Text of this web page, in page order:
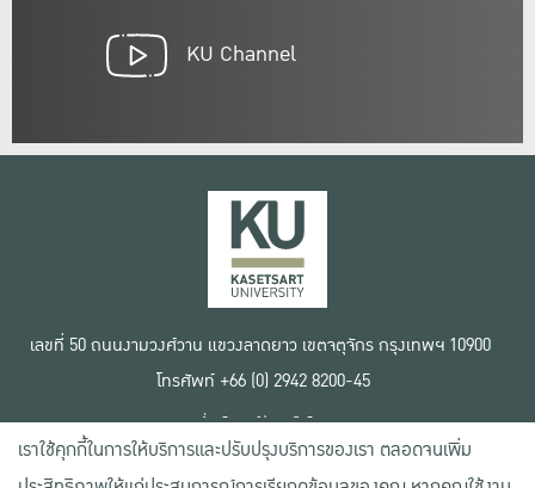
KU Channel
เลขที่ 50 ถนนงามวงศ์วาน แขวงลาดยาว เขตจตุจักร กรุงเทพฯ 10900
โทรศัพท์ +66 (0) 2942 8200-45
เงื่อนไขการใช้งานเว็บไซต์
ข้อตกลงด้านสิทธิ์ใช้งาน
นโยบายความเป็นส่วนตัว
เราใช้คุกกี้ในการให้บริการและปรับปรุงบริการของเรา ตลอดจนเพิ่ม